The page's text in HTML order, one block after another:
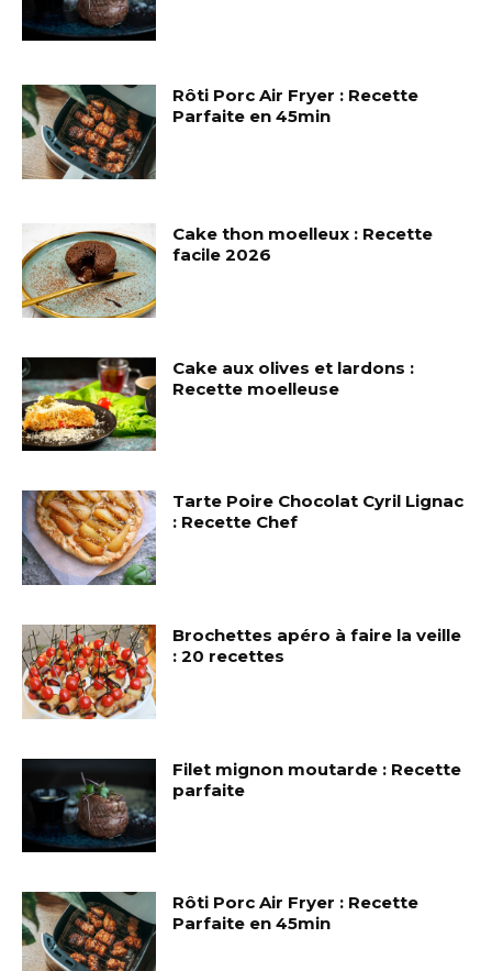
Rôti Porc Air Fryer : Recette
Parfaite en 45min
Cake thon moelleux : Recette
facile 2026
Cake aux olives et lardons :
Recette moelleuse
Tarte Poire Chocolat Cyril Lignac
: Recette Chef
Brochettes apéro à faire la veille
: 20 recettes
Filet mignon moutarde : Recette
parfaite
Rôti Porc Air Fryer : Recette
Parfaite en 45min